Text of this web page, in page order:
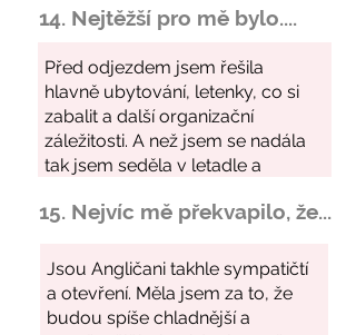
14. Nejtěžší pro mě bylo....
15. Nejvíc mě překvapilo, že...